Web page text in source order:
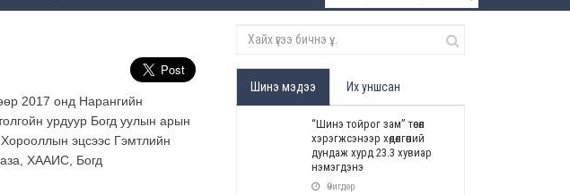
2017 онд Нарангийн
урдуур Богд уулын арын
эцсээс Гэмтлийн
ХААИС, Богд
Шинэ мэдээ Их уншсан
“Шинэ тойрог зам” төсөл
хэрэгжсэнээр хөдөлгөөний
дундаж хурд 23.3 хувиар
нэмэгдэнэ
Өчигдөр